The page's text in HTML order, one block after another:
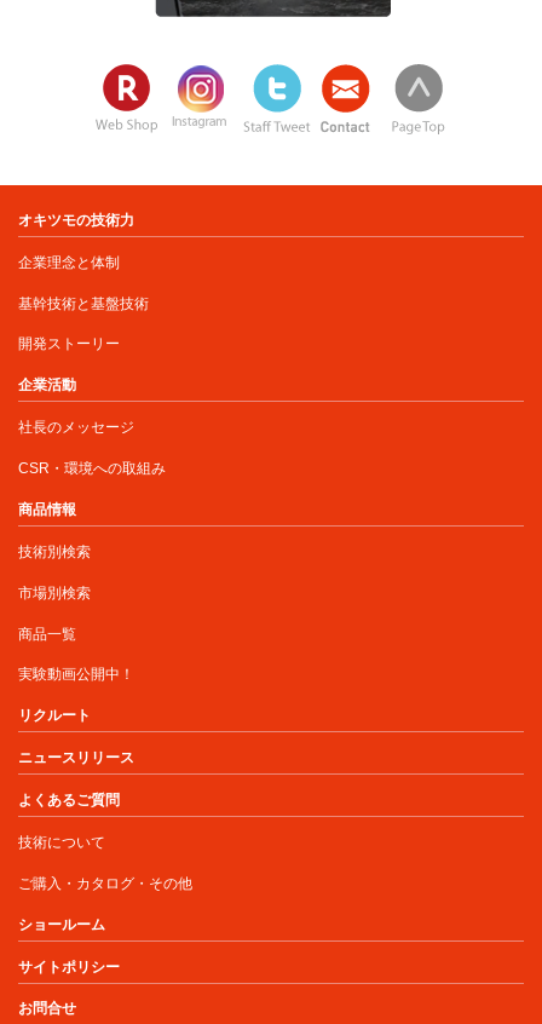
オキツモの技術力
企業理念と体制
基幹技術と基盤技術
開発ストーリー
企業活動
社長のメッセージ
CSR・環境への取組み
商品情報
技術別検索
市場別検索
商品一覧
実験動画公開中！
リクルート
ニュースリリース
よくあるご質問
技術について
ご購入・カタログ・その他
ショールーム
サイトポリシー
お問合せ